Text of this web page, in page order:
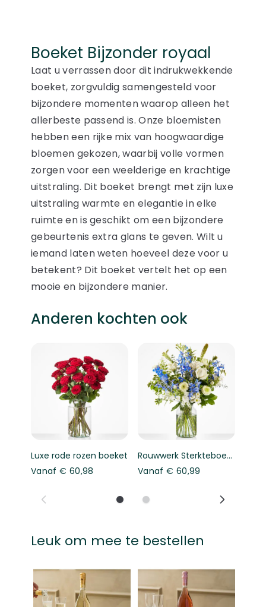
Boeket Bijzonder royaal
Laat u verrassen door dit indrukwekkende
boeket, zorgvuldig samengesteld voor
bijzondere momenten waarop alleen het
allerbeste passend is. Onze bloemisten
hebben een rijke mix van hoogwaardige
bloemen gekozen, waarbij volle vormen
zorgen voor een weelderige en krachtige
uitstraling. Dit boeket brengt met zijn luxe
uitstraling warmte en elegantie in elke
ruimte en is geschikt om een bijzondere
gebeurtenis extra glans te geven. Wilt u
iemand laten weten hoeveel deze voor u
betekent? Dit boeket vertelt het op een
mooie en bijzondere manier.
Anderen kochten ook
Luxe rode rozen boeket
Vanaf € 60,98
Rouwwerk Sterkteboeket
Vanaf € 60,99
Leuk om mee te bestellen